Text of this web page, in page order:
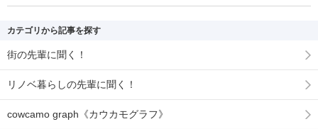
カテゴリから記事を探す
街の先輩に聞く！
リノベ暮らしの先輩に聞く！
cowcamo graph《カウカモグラフ》